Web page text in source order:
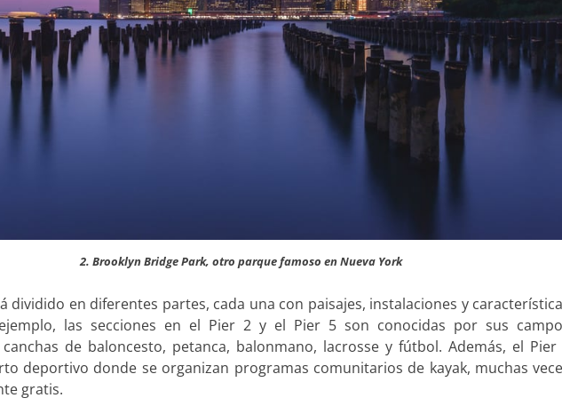
2. Brooklyn Bridge Park, otro parque famoso en Nueva York
dividido en diferentes partes, cada una con paisajes, instalaciones y
las secciones en el Pier 2 y el Pier 5 son conocidas por sus
de baloncesto, petanca, balonmano, lacrosse y fútbol. Además, el Pier
deportivo donde se organizan programas comunitarios de kayak, muchas
gratis.